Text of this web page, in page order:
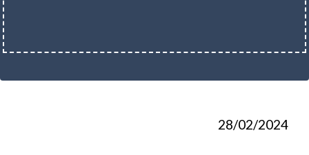
28/02/2024